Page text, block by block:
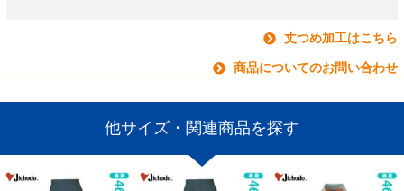
丈つめ加工はこちら
商品についてのお問い合わせ
他サイズ・関連商品を探す